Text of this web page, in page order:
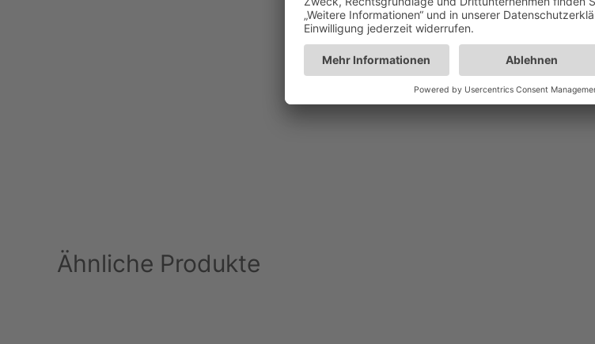
Ähnliche Produkte